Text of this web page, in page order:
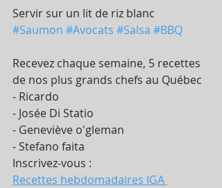
Servir sur un lit de riz blanc
#Saumon #Avocats #Salsa #BBQ
Recevez chaque semaine, 5 recettes
de nos plus grands chefs au Québec
- Ricardo
- Josée Di Statio
- Geneviève o'gleman
- Stefano faita
Inscrivez-vous :
Recettes hebdomadaires IGA